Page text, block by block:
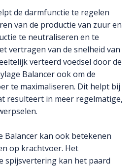
de darmfunctie te regelen
van de productie van zuur en
te neutraliseren en te
vertragen van de snelheid van
verteerd voedsel door de
Balancer ook om de
te maximaliseren. Dit helpt bij
resulteert in meer regelmatige,
Balancer kan ook betekenen
op krachtvoer. Het
spijsvertering kan het paard